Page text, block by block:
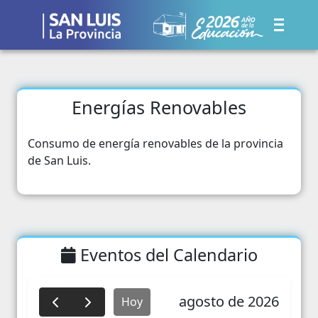
Energías Renovables
Consumo de energía renovables de la provincia
de San Luis.
Eventos del Calendario
Hoy agosto de 2026